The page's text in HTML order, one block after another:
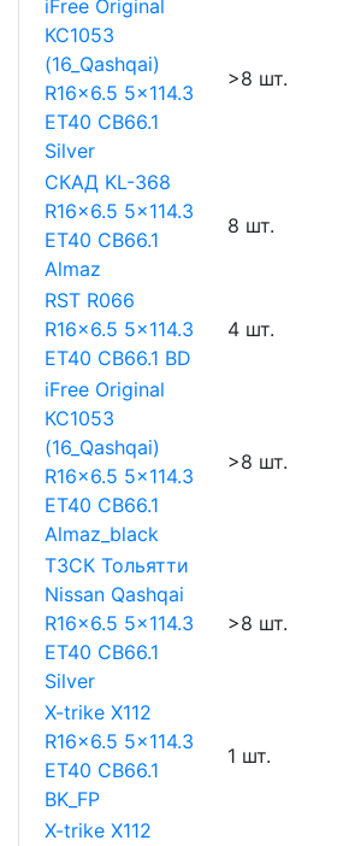
iFree Original
КС1053
(16_Qashqai)
R16x6.5 5x114.3
ET40 CB66.1
Silver
>8 шт.
СКАД KL-368
R16x6.5 5x114.3
ET40 CB66.1
Almaz
8 шт.
RST R066
R16x6.5 5x114.3
ET40 CB66.1 BD
4 шт.
iFree Original
КС1053
(16_Qashqai)
R16x6.5 5x114.3
ET40 CB66.1
Almaz_black
>8 шт.
ТЗСК Тольятти
Nissan Qashqai
R16x6.5 5x114.3
ET40 CB66.1
Silver
>8 шт.
X-trike X112
R16x6.5 5x114.3
ET40 CB66.1
BK_FP
1 шт.
X-trike X112